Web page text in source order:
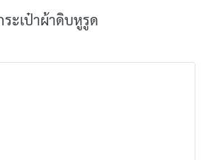
ระเป๋าผ้าดิบหูรูด